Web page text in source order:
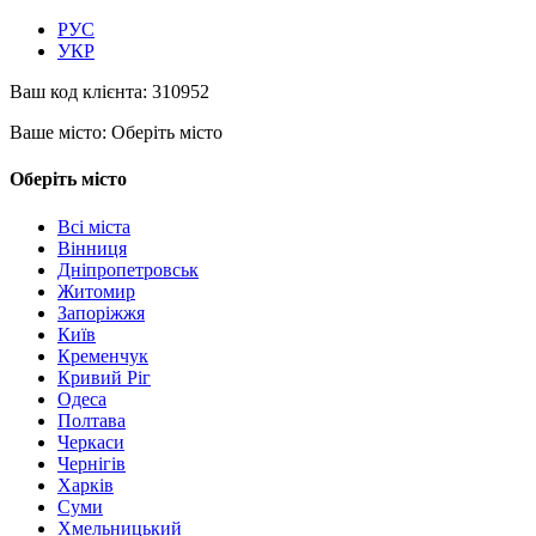
РУС
УКР
Ваш код клієнта: 310952
Ваше місто: Оберіть місто
Оберіть місто
Всі міста
Вінниця
Дніпропетровськ
Житомир
Запоріжжя
Київ
Кременчук
Кривий Ріг
Одеса
Полтава
Черкаси
Чернігів
Харків
Суми
Хмельницький